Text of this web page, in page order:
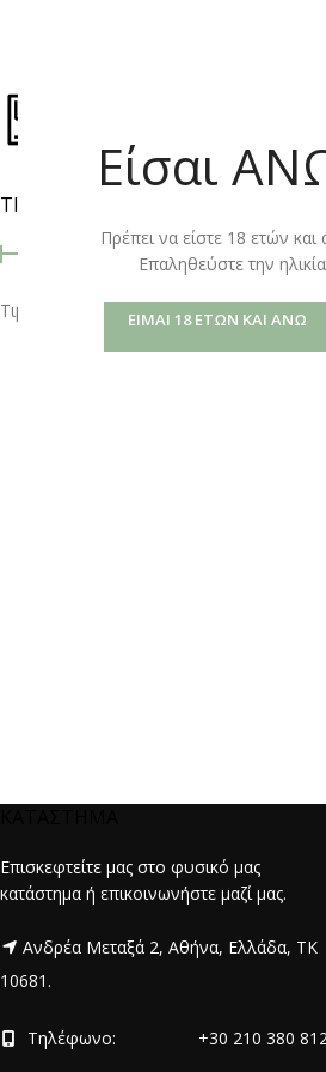
Είσαι
Πρέπει να είστε 18 ετών και
Επαληθεύστε την
ΕΊΜΑΙ 18 ΕΤΏΝ ΚΑΙ ΆΝΩ
ΤΙΜΉ
ΦΙΛΤΡΆΡΙΣΜΑ
Τιμή: 50 €
Επισκεφτείτε μας στο φυσικό μας
κατάστημα ή επικοινωνήστε μαζί μας.
Ανδρέα Μεταξά 2, Αθήνα, Ελλάδα, ΤΚ
10681.
Τηλέφωνο: +30 210 380